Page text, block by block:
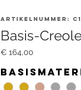
Artikelnummer:
Basis-
€ 164,00